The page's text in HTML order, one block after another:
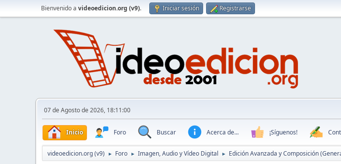
Bienvenido a videoedicion.org (v9). Iniciar sesión Registrarse
07 de Agosto de 2026, 18:11:00
Inicio Foro Buscar Acerca de... ¡Síguenos!
videoedicion.org (v9) ► Foro ► Imagen, Audio y Vídeo Digital ► Edición Avanzada y Composición